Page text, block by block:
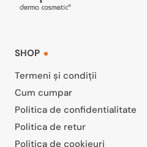
SHOP
Termeni și condiții
Cum cumpar
Politica de confidentialitate
Politica de retur
Politica de cookieuri